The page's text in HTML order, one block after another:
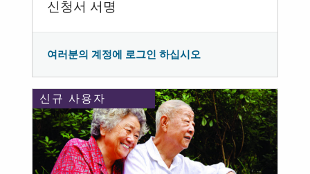
신청서 서명
여러분의 계정에 로그인 하십시오
신규 사용자